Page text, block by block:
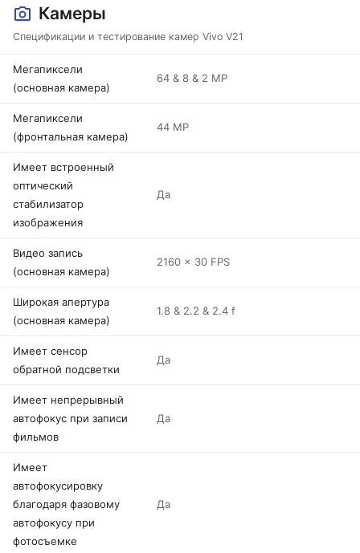
Камеры
Спецификации и тестирование камер Vivo V21
Мегапиксели
(основная камера)
64 & 8 & 2 MP
Мегапиксели
(фронтальная камера)
44 MP
Имеет встроенный
оптический
стабилизатор
изображения
Да
Видео запись
(основная камера)
2160 x 30 FPS
Широкая апертура
(основная камера)
1.8 & 2.2 & 2.4 f
Имеет сенсор
обратной подсветки
Да
Имеет непрерывный
автофокус при записи
фильмов
Да
Имеет
автофокусировку
благодаря фазовому
автофокусу при
фотосъемке
Да